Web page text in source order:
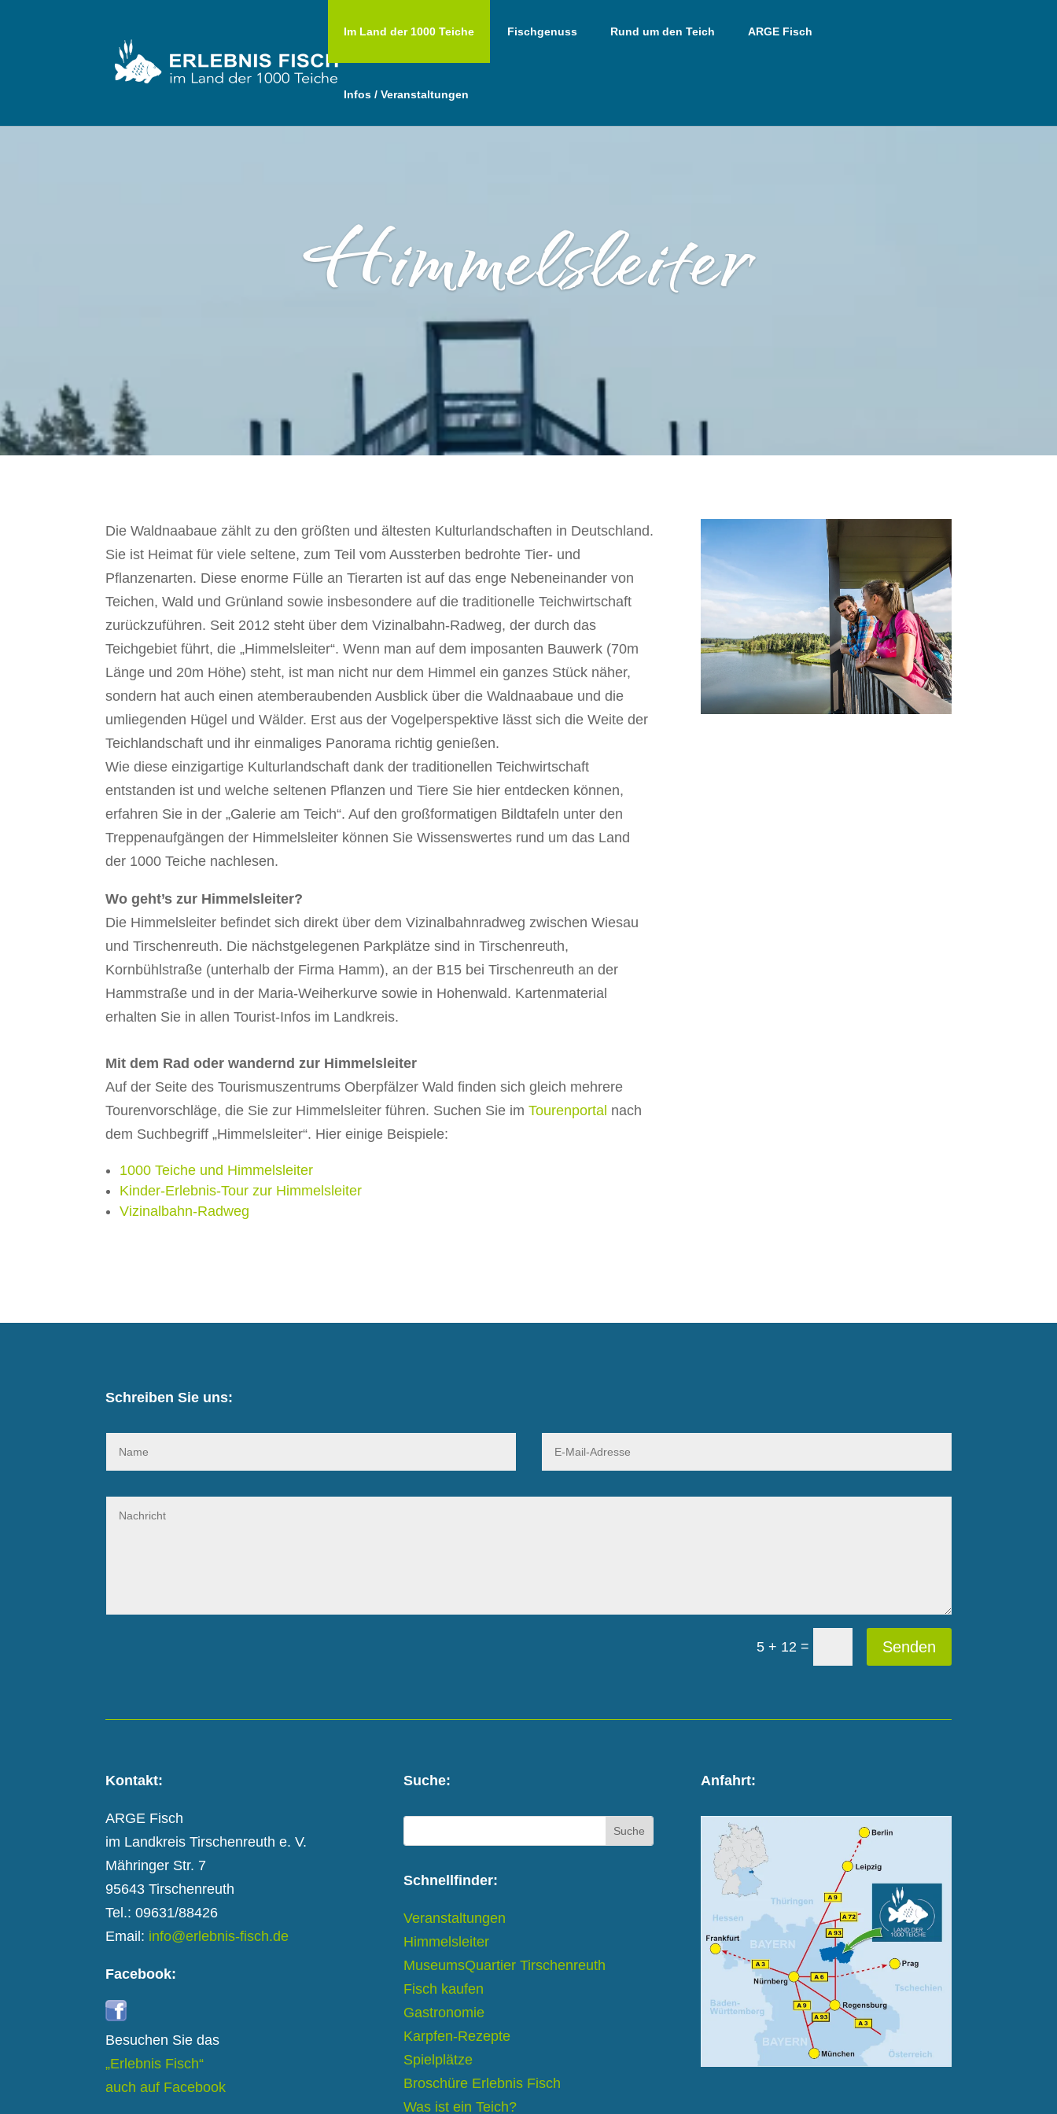
Im Land der 1000 Teiche Fischgenuss Rund um den Teich ARGE Fisch
Infos / Veranstaltungen
Himmelsleiter
Die Waldnaabaue zählt zu den größten und ältesten Kulturlandschaften in Deutschland.
Sie ist Heimat für viele seltene, zum Teil vom Aussterben bedrohte Tier- und
Pflanzenarten. Diese enorme Fülle an Tierarten ist auf das enge Nebeneinander von
Teichen, Wald und Grünland sowie insbesondere auf die traditionelle Teichwirtschaft
zurückzuführen. Seit 2012 steht über dem Vizinalbahn-Radweg, der durch das
Teichgebiet führt, die „Himmelsleiter“. Wenn man auf dem imposanten Bauwerk (70m
Länge und 20m Höhe) steht, ist man nicht nur dem Himmel ein ganzes Stück näher,
sondern hat auch einen atemberaubenden Ausblick über die Waldnaabaue und die
umliegenden Hügel und Wälder. Erst aus der Vogelperspektive lässt sich die Weite der
Teichlandschaft und ihr einmaliges Panorama richtig genießen.
Wie diese einzigartige Kulturlandschaft dank der traditionellen Teichwirtschaft
entstanden ist und welche seltenen Pflanzen und Tiere Sie hier entdecken können,
erfahren Sie in der „Galerie am Teich“. Auf den großformatigen Bildtafeln unter den
Treppenaufgängen der Himmelsleiter können Sie Wissenswertes rund um das Land
der 1000 Teiche nachlesen.
Wo geht’s zur Himmelsleiter?
Die Himmelsleiter befindet sich direkt über dem Vizinalbahnradweg zwischen Wiesau
und Tirschenreuth. Die nächstgelegenen Parkplätze sind in Tirschenreuth,
Kornbühlstraße (unterhalb der Firma Hamm), an der B15 bei Tirschenreuth an der
Hammstraße und in der Maria-Weiherkurve sowie in Hohenwald. Kartenmaterial
erhalten Sie in allen Tourist-Infos im Landkreis.
Mit dem Rad oder wandernd zur Himmelsleiter
Auf der Seite des Tourismuszentrums Oberpfälzer Wald finden sich gleich mehrere
Tourenvorschläge, die Sie zur Himmelsleiter führen. Suchen Sie imTourenportal nach
dem Suchbegriff „Himmelsleiter“. Hier einige Beispiele:
1000 Teiche und Himmelsleiter
Kinder-Erlebnis-Tour zur Himmelsleiter
Vizinalbahn-Radweg
Schreiben Sie uns:
5 + 12 = Senden
Kontakt:
ARGE Fisch
im Landkreis Tirschenreuth e. V.
Mähringer Str. 7
95643 Tirschenreuth
Tel.: 09631/88426
Email: info@erlebnis-fisch.de
Facebook:
Besuchen Sie das
„Erlebnis Fisch“
auch auf Facebook
Suche:
Schnellfinder:
Veranstaltungen
Himmelsleiter
MuseumsQuartier Tirschenreuth
Fisch kaufen
Gastronomie
Karpfen-Rezepte
Spielplätze
Broschüre Erlebnis Fisch
Was ist ein Teich?
Anfahrt: